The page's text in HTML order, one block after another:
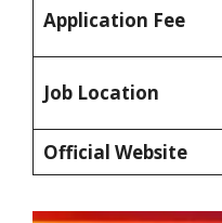
Application Fee
Job Location
Official Website